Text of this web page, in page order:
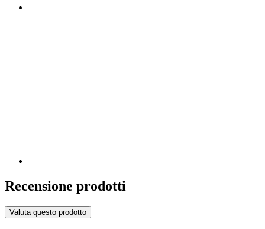
Recensione prodotti
Valuta questo prodotto